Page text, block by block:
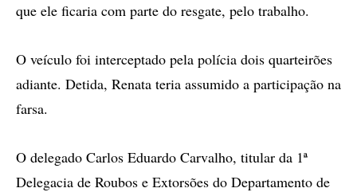
que ele ficaria com parte do resgate, pelo trabalho.
O veículo foi interceptado pela polícia dois quarteirões
adiante. Detida, Renata teria assumido a participação na
farsa.
O delegado Carlos Eduardo Carvalho, titular da 1ª
Delegacia de Roubos e Extorsões do Departamento de